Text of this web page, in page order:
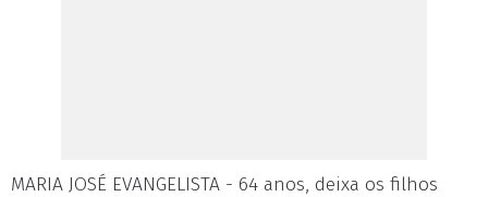
MARIA JOSÉ EVANGELISTA - 64 anos, deixa os filhos